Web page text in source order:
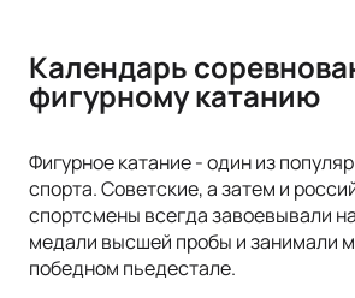
Календарь
фигурному катанию
Фигурное катание - один из
спорта. Советские, а затем и
спортсмены всегда завоевывали
медали высшей пробы и занимали
победном пьедестале.